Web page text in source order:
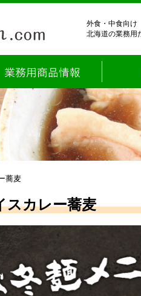
外食・中食向け
北海道の業務用
蕎麦
スカレー蕎麦